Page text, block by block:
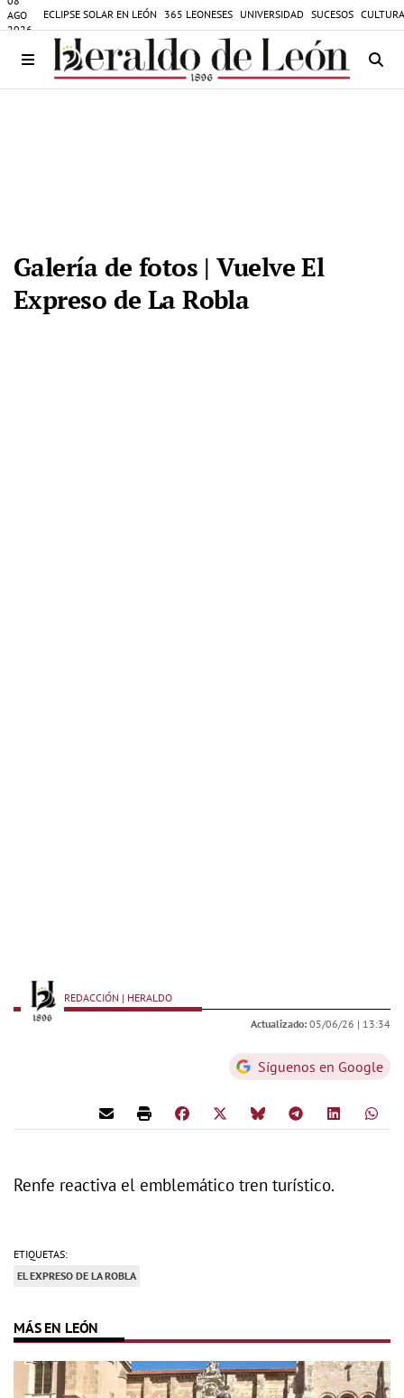
AGO
2026
ECLIPSE SOLAR EN LEÓN 365 LEONESES UNIVERSIDAD SUCESOS
Galería de fotos | Vuelve El
Expreso de La Robla
REDACCIÓN | HERALDO
Actualizado: 05/06/26 | 13:34
Síguenos en Google
Renfe reactiva el emblemático tren turístico.
ETIQUETAS:
EL EXPRESO DE LA ROBLA
MÁS EN LEÓN